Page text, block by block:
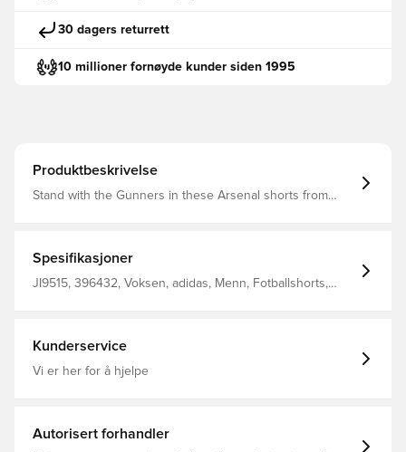
30 dagers returrett
10 millioner fornøyde kunder siden 1995
Produktbeskrivelse
Stand with the Gunners in these Arsenal shorts from
comfortable whether you're repping your team on the
football pitch or watching the big match with your mates.
Regular fit Elastic waist with drawcord closure Main
Spesifikasjoner
JI9515, 396432, Voksen, adidas, Menn, Fotballshorts,
Kunderservice
Vi er her for å hjelpe
Autorisert forhandler